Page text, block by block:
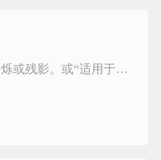
用来驱动Vcom电极，避免图像闪烁或残影。或“适用于液晶显示屏 Vcom Buffer、Half AVDD 和 Gamma 校正等应用的放大器”